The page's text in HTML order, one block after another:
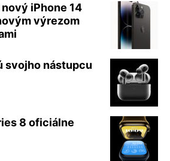
iPhone 14
výrezom
svojho nástupcu
8 oficiálne